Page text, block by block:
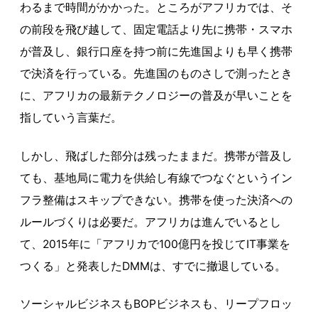
わるまで時間がかかった。ところがアフリカでは、そ
の前段を飛び越して、固定電話より先に携帯・スマホ
が普及し、銀行口座を持つ前に先進国よりも早く携帯
で決済を行っている。先進国のものさしで測ったとき
に、アフリカの最新テクノロジーの普及が早いことを
指していう言葉だ。
しかし、飛ばした部分は残ったままだ。携帯が普及し
ても、基地局に電力を供給し有線でつなぐというイン
フラ整備はスキップできない。携帯を使った決済への
ルールづくりは必要だ。アフリカは進んでいるとし
て、2015年に「アフリカで100億円を投じてIT事業を
つくる」と発表したDMMは、すでに撤退している。
ソーシャルビジネスもBOPビジネスも、リープフロッ